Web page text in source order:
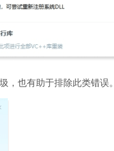
，也有助于排除此类错误。